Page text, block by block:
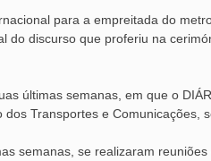
para a empreitada do
discurso que proferiu na
últimas semanas, em que o
Transportes e Comunicações,
semanas, se realizaram